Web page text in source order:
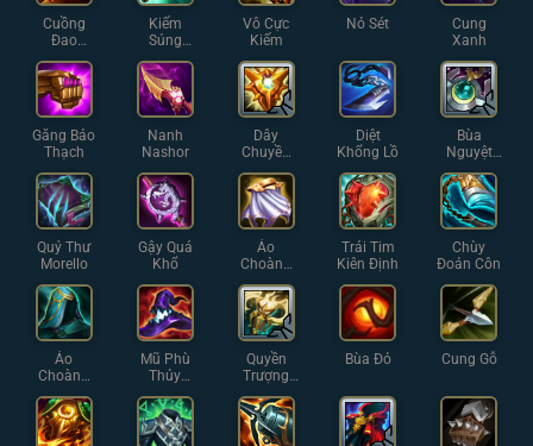
Cuồng
Đao
Guinsoo
Kiếm
Súng
Hextech
Vô Cực
Kiếm
Nỏ Sét
Cung
Xanh
Găng Bảo
Thạch
Nanh
Nashor
Dây
Chuyền
Iron Solari
Diệt
Khổng Lồ
Bùa
Nguyệt
Thạch
Quỷ Thư
Morello
Gậy Quá
Khổ
Áo
Choàng
Bạc
Trái Tim
Kiên Định
Chùy
Đoản Côn
Áo
Choàng
Thủy
Ngân
Mũ Phù
Thủy
Rabadon
Quyền
Trượng
Thánh
Quang
Bùa Đỏ Cung Gỗ